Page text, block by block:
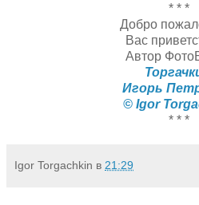
* * *
Добро
Вас
Автор
Игорь
© Igor
* * *
Igor Torgachkin в 21:29